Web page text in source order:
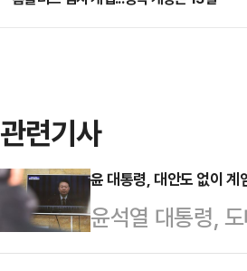
관련기사
윤 대통령, 대안도 없이 계
윤석열 대통령,
해할 수가 없다.